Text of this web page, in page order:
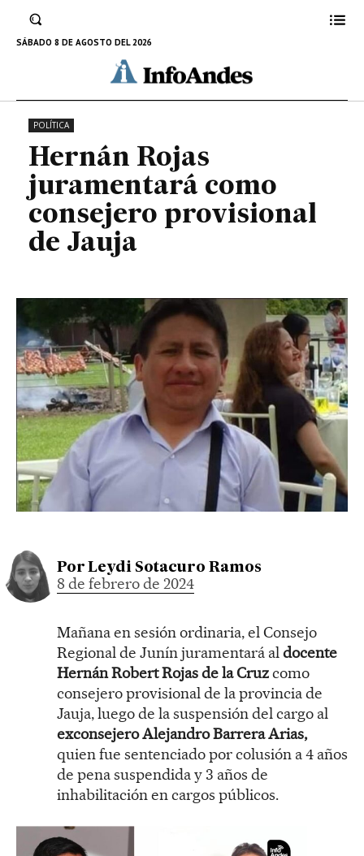
SÁBADO 8 DE AGOSTO DEL 2026
Hernán Rojas juramentará como
consejero provisional de Jauja
8 DE FEBRERO DE 2024
POLÍTICA
Hernán Rojas
juramentará como
consejero provisional
de Jauja
Por Leydi Sotacuro Ramos
8 de febrero de 2024
Mañana en sesión ordinaria, el Consejo
Regional de Junín juramentará al docente
Hernán Robert Rojas de la Cruzcomo
consejero provisional de la provincia de
Jauja, luego de la suspensión del cargo al
exconsejero Alejandro Barrera Arias,
quien fue sentenciado por colusión a 4 años
de pena suspendida y 3 años de
inhabilitación en cargos públicos.